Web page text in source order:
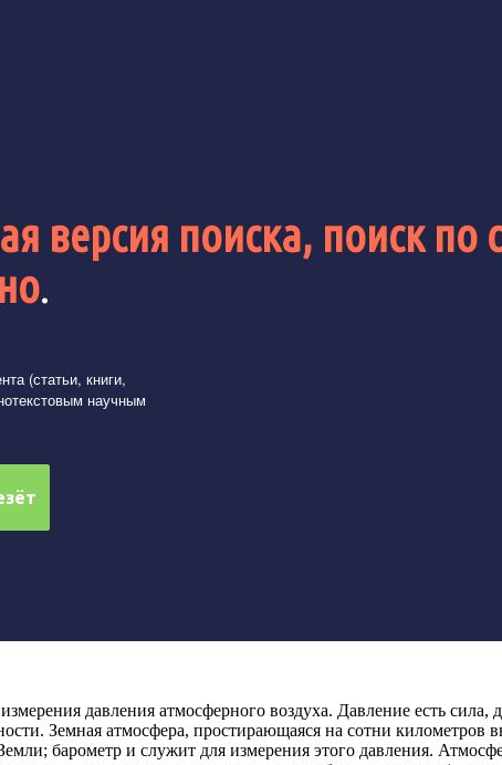
версия поиска, поиск по
.
(статьи, книги,
научным
давления атмосферного воздуха. Давление есть сила,
Земная атмосфера, простирающаяся на сотни километров
барометр и служит для измерения этого давления.